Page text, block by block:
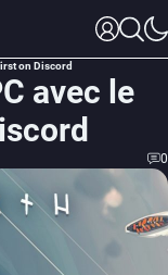
on Discord
avec le
0